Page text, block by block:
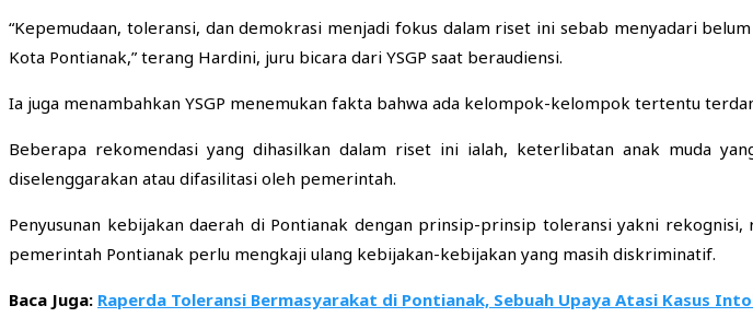
“Kepemudaan, toleransi, dan demokrasi menjadi fokus dalam riset ini sebab menyadari
Kota Pontianak,” terang Hardini, juru bicara dari YSGP saat beraudiensi.
Ia juga menambahkan YSGP menemukan fakta bahwa ada kelompok-kelompok tertentu
Beberapa rekomendasi yang dihasilkan dalam riset ini ialah, keterlibatan anak muda
diselenggarakan atau difasilitasi oleh pemerintah.
Penyusunan kebijakan daerah di Pontianak dengan prinsip-prinsip toleransi yakni
pemerintah Pontianak perlu mengkaji ulang kebijakan-kebijakan yang masih diskriminatif.
Baca Juga: Raperda Toleransi Bermasyarakat di Pontianak, Sebuah Upaya Atasi Kasus